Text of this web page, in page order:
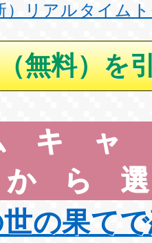
）リアルタイム
キ
ら
の果て